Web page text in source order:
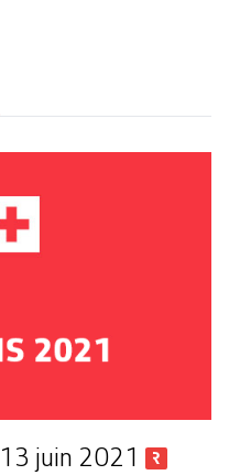
juin 2021